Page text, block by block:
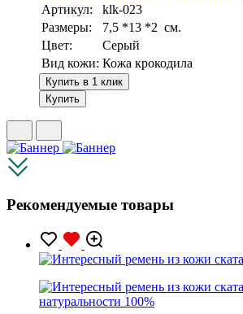
Артикул:
klk-023
Размеры:
7,5 *13 *2 см.
Цвет:
Серый
Вид кожи: Кожа крокодила
Купить в 1 клик
Купить
Рекомендуемые товары
натуральности 100%